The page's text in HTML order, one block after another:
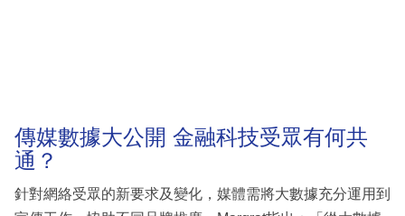
傳媒數據大公開 金融科技受眾有何共
通？
針對網絡受眾的新要求及變化，媒體需將大數據充分運用到